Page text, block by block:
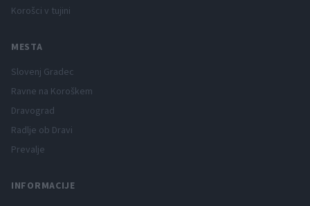
Korošci v tujini
MESTA
Slovenj Gradec
Ravne na Koroškem
Dravograd
Radlje ob Dravi
Prevalje
INFORMACIJE